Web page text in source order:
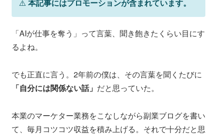
⚠️ 本記事にはプロモーションが含まれています。
「AIが仕事を奪う」って言葉、聞き飽きたくらい目にす
るよね。
でも正直に言う。2年前の僕は、その言葉を聞くたびに
「自分には関係ない話」 だと思っていた。
本業のマーケター業務をこなしながら副業ブログを書い
て、毎月コツコツ収益を積み上げる。それで十分だと思